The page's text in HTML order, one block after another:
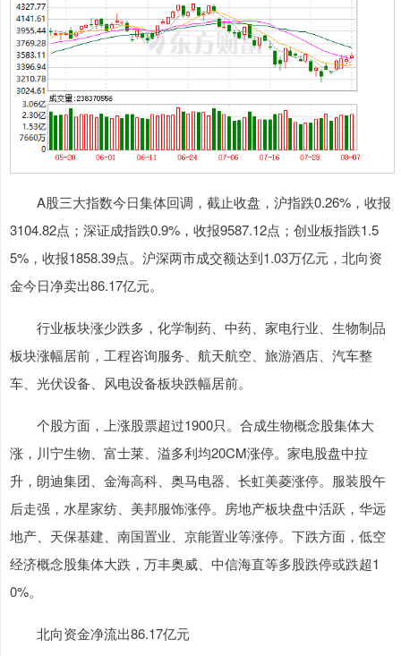
A股三大指数今日集体回调，截止收盘，沪指跌0.26%，收报
3104.82点；深证成指跌0.9%，收报9587.12点；创业板指跌1.5
5%，收报1858.39点。沪深两市成交额达到1.03万亿元，北向资
金今日净卖出86.17亿元。
行业板块涨少跌多，化学制药、中药、家电行业、生物制品
板块涨幅居前，工程咨询服务、航天航空、旅游酒店、汽车整
车、光伏设备、风电设备板块跌幅居前。
个股方面，上涨股票超过1900只。合成生物概念股集体大
涨，川宁生物、富士莱、溢多利均20CM涨停。家电股盘中拉
升，朗迪集团、金海高科、奥马电器、长虹美菱涨停。服装股午
后走强，水星家纺、美邦服饰涨停。房地产板块盘中活跃，华远
地产、天保基建、南国置业、京能置业等涨停。下跌方面，低空
经济概念股集体大跌，万丰奥威、中信海直等多股跌停或跌超1
0%。
北向资金净流出86.17亿元